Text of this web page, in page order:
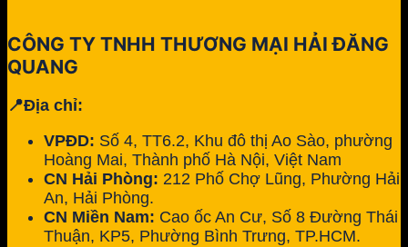
CÔNG TY TNHH THƯƠNG MẠI HẢI ĐĂNG
QUANG
📍Địa chỉ:
VPĐD: Số 4, TT6.2, Khu đô thị Ao Sào, phường
Hoàng Mai, Thành phố Hà Nội, Việt Nam
CN Hải Phòng: 212 Phố Chợ Lũng, Phường Hải
An, Hải Phòng.
CN Miền Nam: Cao ốc An Cư, Số 8 Đường Thái
Thuận, KP5, Phường Bình Trưng, TP.HCM.